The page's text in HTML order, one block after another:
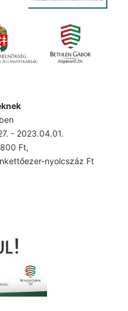
- 2023.04.01.
Ft,
nyolcszáz Ft